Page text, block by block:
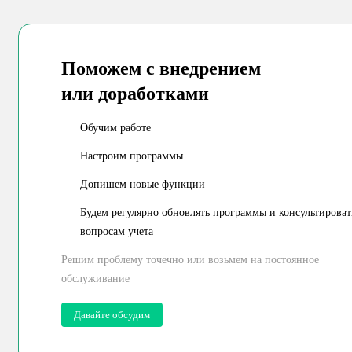
Поможем с внедрением
или доработками
Обучим работе
Настроим программы
Допишем новые функции
Будем регулярно обновлять программы и
вопросам учета
Решим проблему точечно или возьмем на постоянное
обслуживание
Давайте обсудим